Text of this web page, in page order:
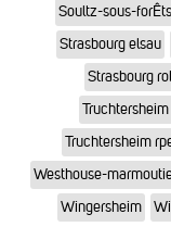
Soultz-sous-
Strasbourg elsau
Strasbourg
Truchtersheim
Westhouse-
Wingersheim